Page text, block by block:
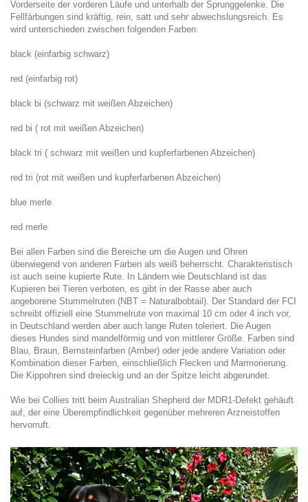
Vorderseite der vorderen Läufe und unterhalb der Sprunggelenke. Die
Fellfärbungen sind kräftig, rein, satt und sehr abwechslungsreich. Es
wird unterschieden zwischen folgenden Farben:
black (einfarbig schwarz)
red (einfarbig rot)
black bi (schwarz mit weißen Abzeichen)
red bi ( rot mit weißen Abzeichen)
black tri ( schwarz mit weißen und kupferfarbenen Abzeichen)
red tri (rot mit weißen und kupferfarbenen Abzeichen)
blue merle
red merle
Bei allen Farben sind die Bereiche um die Augen und Ohren
überwiegend von anderen Farben als weiß beherrscht. Charakteristisch
ist auch seine kupierte Rute. In Ländern wie Deutschland ist das
Kupieren bei Tieren verboten, es gibt in der Rasse aber auch
angeborene Stummelruten (NBT = Naturalbobtail). Der Standard der FCI
schreibt offiziell eine Stummelrute von maximal 10 cm oder 4 inch vor,
in Deutschland werden aber auch lange Ruten toleriert. Die Augen
dieses Hundes sind mandelförmig und von mittlerer Größe. Farben sind
Blau, Braun, Bernsteinfarben (Amber) oder jede andere Variation oder
Kombination dieser Farben, einschließlich Flecken und Marmorierung.
Die Kippohren sind dreieckig und an der Spitze leicht abgerundet.
Wie bei Collies tritt beim Australian Shepherd der MDR1-Defekt gehäuft
auf, der eine Überempfindlichkeit gegenüber mehreren Arzneistoffen
hervorruft.